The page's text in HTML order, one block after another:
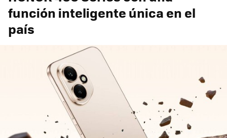
función inteligente única en el
país